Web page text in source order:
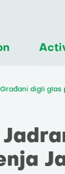
Građani digli